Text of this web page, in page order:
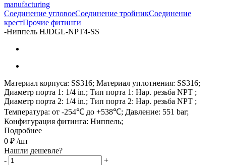
manufacturing
Соединение угловоеСоединение тройникСоединение
крестПрочие фитинги
-Ниппель HJDGL-NPT4-SS
Материал корпуса: SS316; Материал уплотнения: SS316;
Диаметр порта 1: 1/4 in.; Тип порта 1: Нар. резьба NPT ;
Диаметр порта 2: 1/4 in.; Тип порта 2: Нар. резьба NPT ;
Температура: от -254℃ до +538℃; Давление: 551 bar;
Конфигурация фитинга: Ниппель;
Подробнее
0 ₽ /шт
Нашли дешевле?
-
+